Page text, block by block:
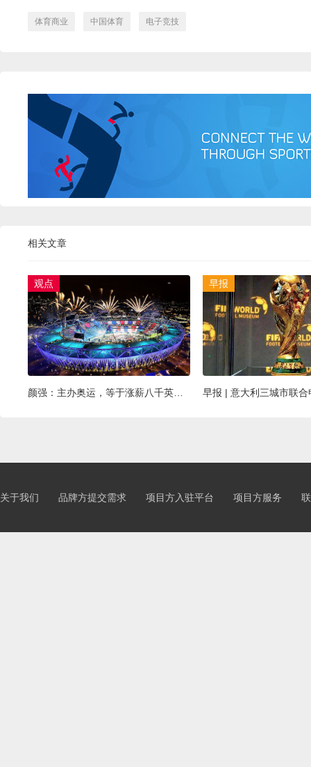
体育商业 中国体育 电子竞技
相关文章
观点 早报
关于我们 品牌方提交需求 项目方入驻平台 项目方服务